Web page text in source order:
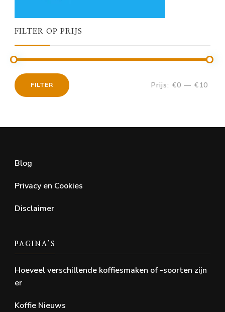
FILTER OP PRIJS
FILTER Prijs: €0 — €10
Blog
Privacy en Cookies
Disclaimer
PAGINA’S
Hoeveel verschillende koffiesmaken of -soorten zijn
er
Koffie Nieuws